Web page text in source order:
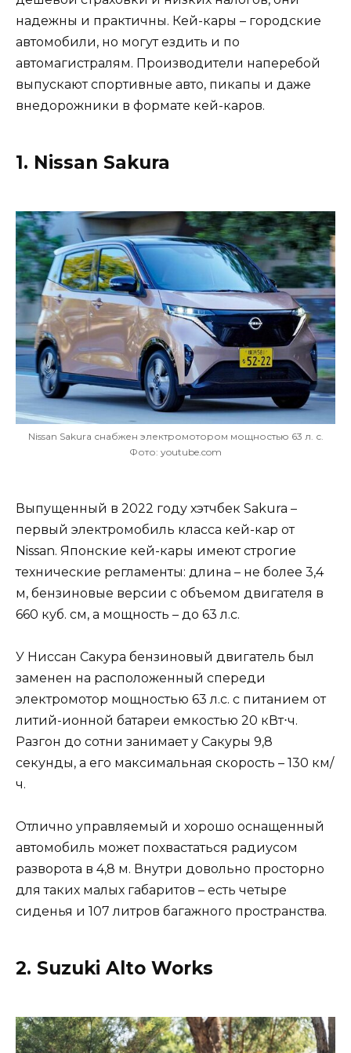
надежны и практичны. Кей-кары – городские
автомобили, но могут ездить и по
автомагистралям. Производители наперебой
выпускают спортивные авто, пикапы и даже
внедорожники в формате кей-каров.
1. Nissan Sakura
Nissan Sakura снабжен электромотором мощностью 63 л. с.
Фото: youtube.com
Выпущенный в 2022 году хэтчбек Sakura –
первый электромобиль класса кей-кар от
Nissan. Японские кей-кары имеют строгие
технические регламенты: длина – не более 3,4
м, бензиновые версии с объемом двигателя в
660 куб. см, а мощность – до 63 л.с.
У Ниссан Сакура бензиновый двигатель был
заменен на расположенный спереди
электромотор мощностью 63 л.с. с питанием от
литий-ионной батареи емкостью 20 кВт⋅ч.
Разгон до сотни занимает у Сакуры 9,8
секунды, а его максимальная скорость – 130 км/
ч.
Отлично управляемый и хорошо оснащенный
автомобиль может похвастаться радиусом
разворота в 4,8 м. Внутри довольно просторно
для таких малых габаритов – есть четыре
сиденья и 107 литров багажного пространства.
2. Suzuki Alto Works